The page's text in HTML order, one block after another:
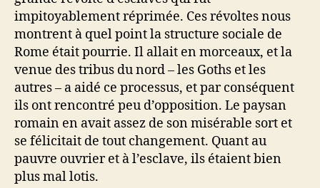
impitoyablement réprimée. Ces révoltes nous
montrent à quel point la structure sociale de
Rome était pourrie. Il allait en morceaux, et la
venue des tribus du nord – les Goths et les
autres – a aidé ce processus, et par conséquent
ils ont rencontré peu d’opposition. Le paysan
romain en avait assez de son misérable sort et
se félicitait de tout changement. Quant au
pauvre ouvrier et à l’esclave, ils étaient bien
plus mal lotis.